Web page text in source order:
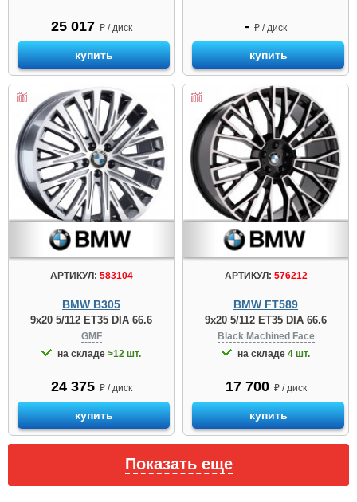
25 017 ₽ / диск
купить
- ₽ / диск
купить
АРТИКУЛ: 583104
BMW B305
9x20 5/112 ET35 DIA 66.6
GMF
на складе >12 шт.
24 375 ₽ / диск
купить
АРТИКУЛ: 576212
BMW FT589
9x20 5/112 ET35 DIA 66.6
Black Machined Face
на складе 4 шт.
17 700 ₽ / диск
купить
Показать еще